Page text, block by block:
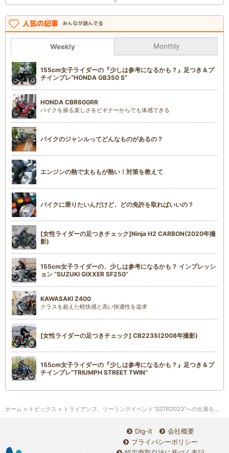
人気の記事 みんなが読んでる
Weekly Monthly
155cm女子ライダーの『少しは参考になるかも？』足つき＆プ
チインプレ“HONDA GB350 S”
HONDA CBR600RR
バイクを操る楽しさをビギナーからでも体感できる
バイクのジャンルってどんなものがあるの？
エンジンの熱で太ももが熱い！対策を教えて
バイクに乗りたいんだけど、どの免許を取ればいいの？
[女性ライダーの足つきチェック]Ninja H2 CARBON(2020年撮
影)
155cm女子ライダーの、少しは参考になるかも？ インプレッシ
ョン “SUZUKI GIXXER SF250”
KAWASAKI Z400
クラスを超えた軽快感と高い快適性を追求
[女性ライダーの足つきチェック] CB223S(2008年撮影)
155cm女子ライダーの『少しは参考になるかも？』足つき＆プ
チインプレ“TRIUMPH STREET TWIN”
ホーム > トピックス > トライアンフ、ツーリングイベント“SSTR2023”への出展を決定！
Dig-it
会社概要
プライバシーポリシー